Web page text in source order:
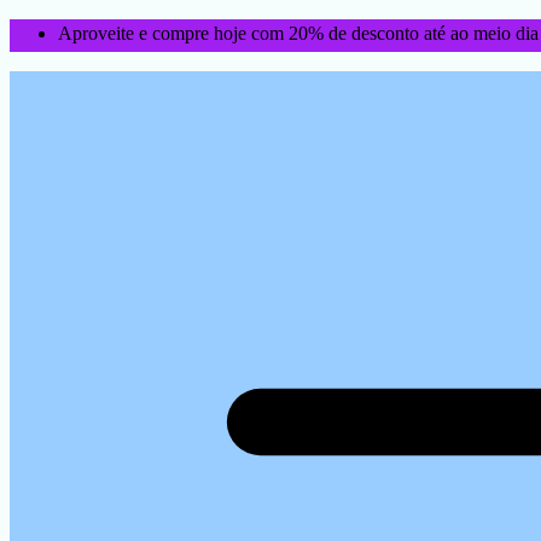
Aproveite e compre hoje com 20% de desconto até ao meio